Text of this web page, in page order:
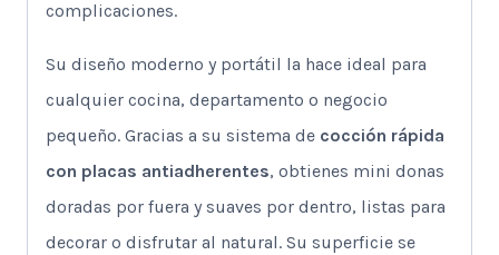
complicaciones.
Su diseño moderno y portátil la hace ideal para
cualquier cocina, departamento o negocio
pequeño. Gracias a su sistema de cocción rápida
con placas antiadherentes, obtienes mini donas
doradas por fuera y suaves por dentro, listas para
decorar o disfrutar al natural. Su superficie se